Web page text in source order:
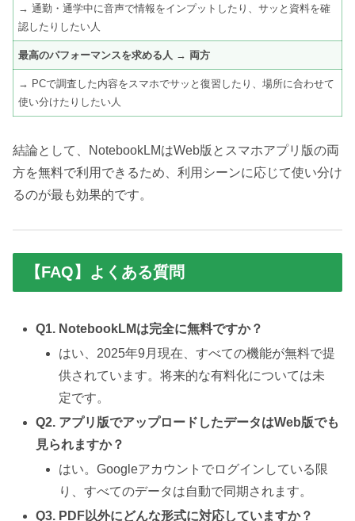
→ 通勤・通学中に音声で情報をインプットしたり、サッと資料を確
認したりしたい人
最高のパフォーマンスを求める人 →両方
→ PCで調査した内容をスマホでサッと復習したり、場所に合わせて
使い分けたりしたい人
結論として、NotebookLMはWeb版とスマホアプリ版の両
方を無料で利用できるため、利用シーンに応じて使い分け
るのが最も効果的です。
【FAQ】よくある質問
Q1. NotebookLMは完全に無料ですか？
はい、2025年9月現在、すべての機能が無料で提
供されています。将来的な有料化については未
定です。
Q2. アプリ版でアップロードしたデータはWeb版でも
見られますか？
はい。Googleアカウントでログインしている限
り、すべてのデータは自動で同期されます。
Q3. PDF以外にどんな形式に対応していますか？